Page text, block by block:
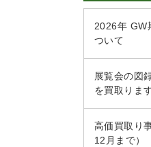
2026年 GW
ついて
展覧会の図
を買取りま
高価買取り
12月まで）